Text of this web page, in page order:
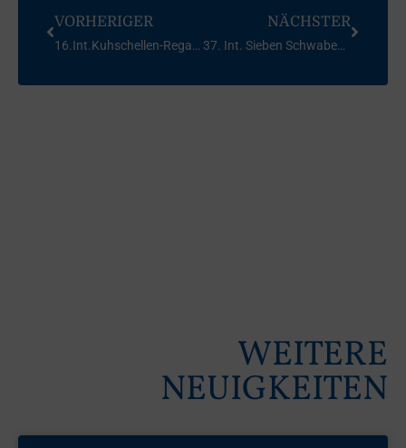
VORHERIGER
16.Int.Kuhschellen-Regatta Laser, SCAI – 2008
NÄCHSTER
37. Int. Sieben Schwaben Regatta FD 2008
WEITERE
NEUIGKEITEN